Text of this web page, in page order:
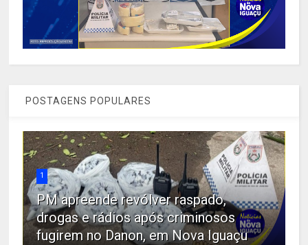
POSTAGENS POPULARES
1
PM apreende revólver raspado,
drogas e rádios após criminosos
fugirem no Danon, em Nova Iguaçu